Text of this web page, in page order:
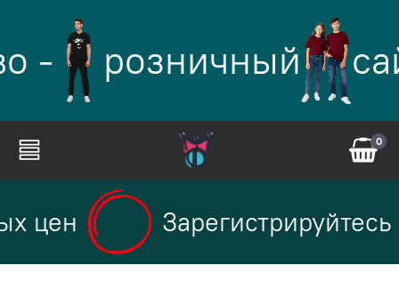
- розничный
0
цен Зарегистрируйтесь